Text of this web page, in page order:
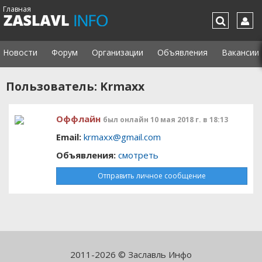
Главная
Новости Форум Организации Объявления Вакансии
Пользователь: Krmaxx
Оффлайн был онлайн 10 мая 2018 г. в 18:13
Email: krmaxx@gmail.com
Объявления: cмотреть
Отправить личное сообщение
2011-2026 © Заславль Инфо